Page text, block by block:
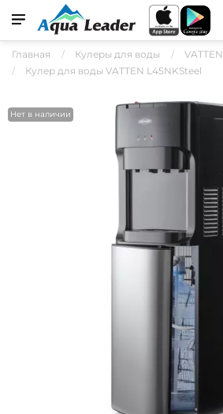
Главная Кулеры для воды
VATTEN
Кулер для воды VATTEN L45NKSteel
Нет в наличии